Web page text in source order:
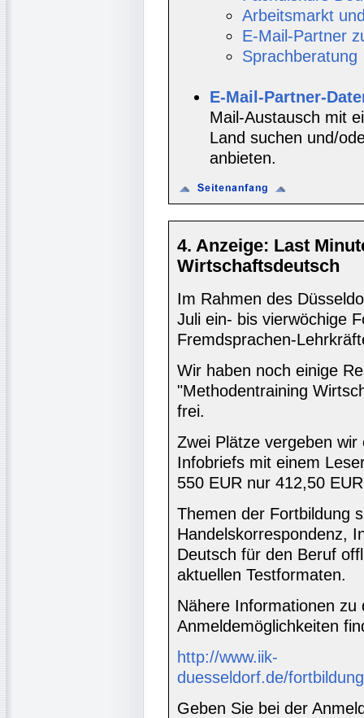
Arbeitsmarkt
E-Mail-Partner
Sprachberatung
E-Mail-Partner-
Mail-Austausch mit
Land suchen und/
anbieten.
4. Anzeige: Last
Wirtschaftsdeutsch
Im Rahmen des
Juli ein- bis vierwöchige
Fremdsprachen-
Wir haben noch einige
"Methodentraining
frei.
Zwei Plätze vergeben
Infobriefs mit einem
550 EUR nur 412,50
Themen der Fortbildung
Handelskorrespondenz,
Deutsch für den Beruf
aktuellen Testformaten.
Nähere Informationen zu
Anmeldemöglichkeiten
http://www.iik-
duesseldorf.de/
Geben Sie bei der